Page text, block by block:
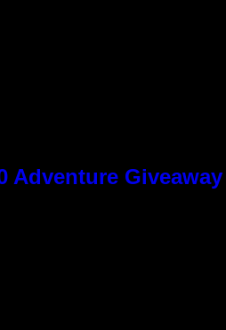
Adventure Giveaway